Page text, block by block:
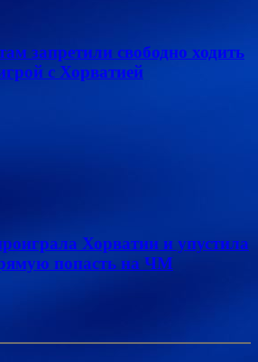
запретили свободно ходить
с Хорватией
Хорватии и упустила
попасть на ЧМ